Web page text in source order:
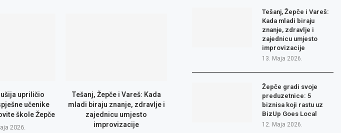
upriličio
učenike
škole Žepče
2026.
Tešanj, Žepče i Vareš: Kada
mladi biraju znanje, zdravlje i
zajednicu umjesto
improvizacije
Tešanj, Žepče i Vareš:
Kada mladi biraju
znanje, zdravlje i
zajednicu umjesto
improvizacije
13. Maja 2026.
Žepče gradi svoje
preduzetnice: 5
biznisa koji rastu uz
BizUp Goes Local
12. Maja 2026.